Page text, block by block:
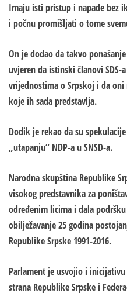
Imaju isti pristup i napade bez
i počnu promišljati o tome
On je dodao da takvo
uvjeren da istinski članovi
vrijednostima o Srpskoj i da
koje ih sada predstavlja.
Dodik je rekao da su
„utapanju“ NDP-a u SNSD-a.
Narodna skupština Republike
visokog predstavnika za
određenim licima i dala
obilježavanje 25 godina
Republike Srpske 1991-2016.
Parlament je usvojio i
strana Republike Srpske i